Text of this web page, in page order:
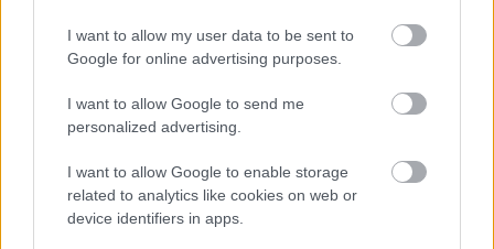
I want to allow my user data to be sent to
Google for online advertising purposes.
I want to allow Google to send me
personalized advertising.
I want to allow Google to enable storage
related to analytics like cookies on web or
device identifiers in apps.
idején a Christie'sre bízta a kép értékesítését,
beperelte az árverési céget, mert az nem
ellenőrizte megfelelően a rajz eredetét. Az
eljárást elévülés címén felfüggesztették, de a
polémia csak fokozódott.
Cotte közben több más európai országra is
kiterjesztette a nyomozást, ugyanis az